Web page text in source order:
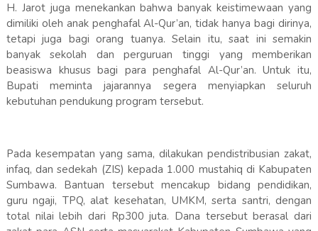
H. Jarot juga menekankan bahwa banyak keistimewaan yang
dimiliki oleh anak penghafal Al-Qur’an, tidak hanya bagi dirinya,
tetapi juga bagi orang tuanya. Selain itu, saat ini semakin
banyak sekolah dan perguruan tinggi yang memberikan
beasiswa khusus bagi para penghafal Al-Qur’an. Untuk itu,
Bupati meminta jajarannya segera menyiapkan seluruh
kebutuhan pendukung program tersebut.
Pada kesempatan yang sama, dilakukan pendistribusian zakat,
infaq, dan sedekah (ZIS) kepada 1.000 mustahiq di Kabupaten
Sumbawa. Bantuan tersebut mencakup bidang pendidikan,
guru ngaji, TPQ, alat kesehatan, UMKM, serta santri, dengan
total nilai lebih dari Rp300 juta. Dana tersebut berasal dari